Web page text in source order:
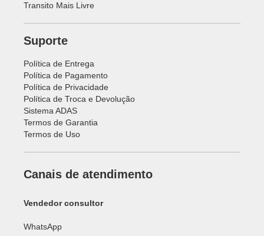
Transito Mais Livre
Suporte
Política de Entrega
Política de Pagamento
Política de Privacidade
Política de Troca e Devolução
Sistema ADAS
Termos de Garantia
Termos de Uso
Canais de atendimento
Vendedor consultor
WhatsApp